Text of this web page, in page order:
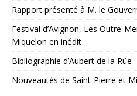
Rapport présenté à M. le
Festival d’Avignon, Les Outre-
Miquelon en inédit
Bibliographie d’Aubert de la Rüe
Nouveautés de Saint-Pierre et